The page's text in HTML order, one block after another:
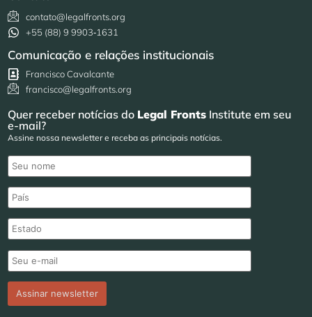
contato@legalfronts.org
+55 (88) 9 9903‑1631
Comunicação e relações institucionais
Francisco Cavalcante
francisco@legalfronts.org
Quer receber notícias do Legal Fronts Institute em seu
e-mail?
Assine nossa newsletter e receba as principais notícias.